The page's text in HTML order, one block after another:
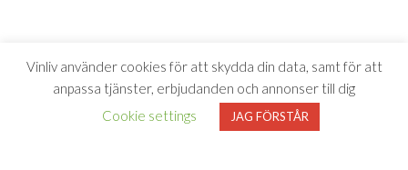
Vinliv använder cookies för att skydda din data, samt för att
anpassa tjänster, erbjudanden och annonser till dig
Cookie settings
JAG FÖRSTÅR